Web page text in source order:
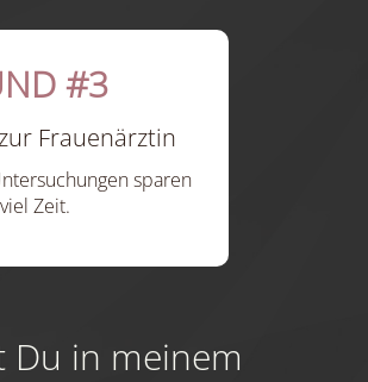
#3
Frauenärztin
sparen
Zeit.
Du in meinem